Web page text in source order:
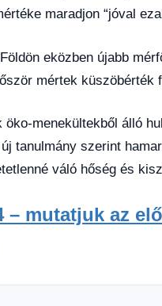
maradjon “jóval
eközben újabb
mértek
öko-menekültekből álló
tanulmány szerint
váló hőség és
– mutatjuk az